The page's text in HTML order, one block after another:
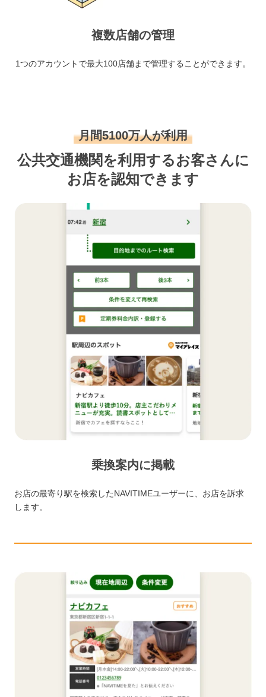
複数店舗の管理
1つのアカウントで最大100店舗まで管理することができます。
月間5100万人が利用
公共交通機関を利用するお客さんに
お店を認知できます
乗換案内に掲載
お店の最寄り駅を検索したNAVITIMEユーザーに、お店を訴求
します。